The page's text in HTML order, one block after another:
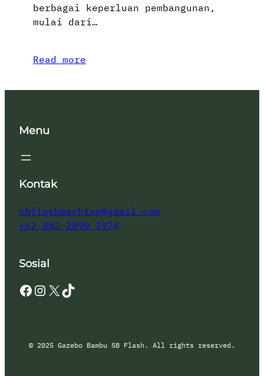
berbagai keperluan pembangunan,
mulai dari…
Read more
Menu
Kontak
sbflashmachine@gmail.com
+62 882 2890 3974
Sosial
Facebook Instagram X TikTok
© 2025 Gazebo Bambu SB Flash. All rights reserved.